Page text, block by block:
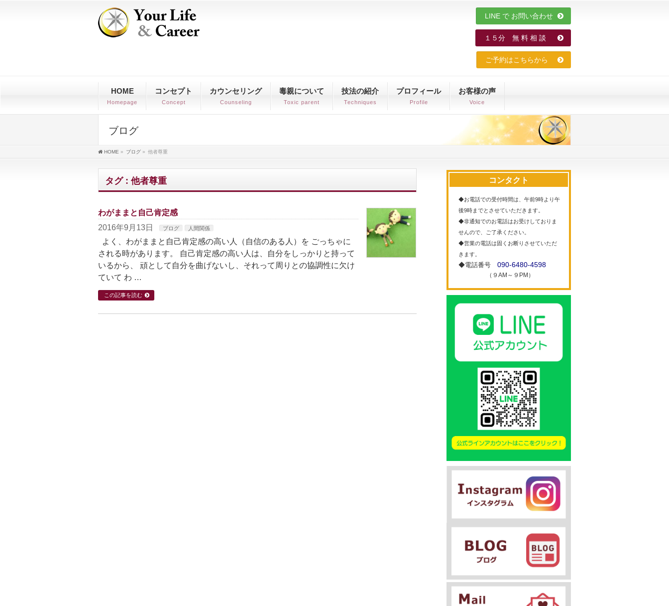
LINE で お問い合わせ
１５分 無 料 相 談
ご予約はこちらから
HOME
Homepage
コンセプト
Concept
カウンセリング
Counseling
毒親について
Toxic parent
技法の紹介
Techniques
プロフィール
Profile
お客様の声
Voice
ブログ
HOME » ブログ » 他者尊重
タグ : 他者尊重
わがままと自己肯定感
2016年9月13日
ブログ 人間関係
よく、わがままと自己肯定感の高い人（自信のある人）を ごっちゃに
される時があります。 自己肯定感の高い人は、自分をしっかりと持って
いるから、 頑として自分を曲げないし、それって周りとの協調性に欠け
ていて わ …
この記事を読む
コンタクト
◆お電話での受付時間は、午前9時より午
後9時までとさせていただきます。
◆非通知でのお電話はお受けしておりま
せんので、ご了承ください。
◆営業の電話は固くお断りさせていただ
きます。
◆電話番号 090-6480-4598
（９AM～９PM）